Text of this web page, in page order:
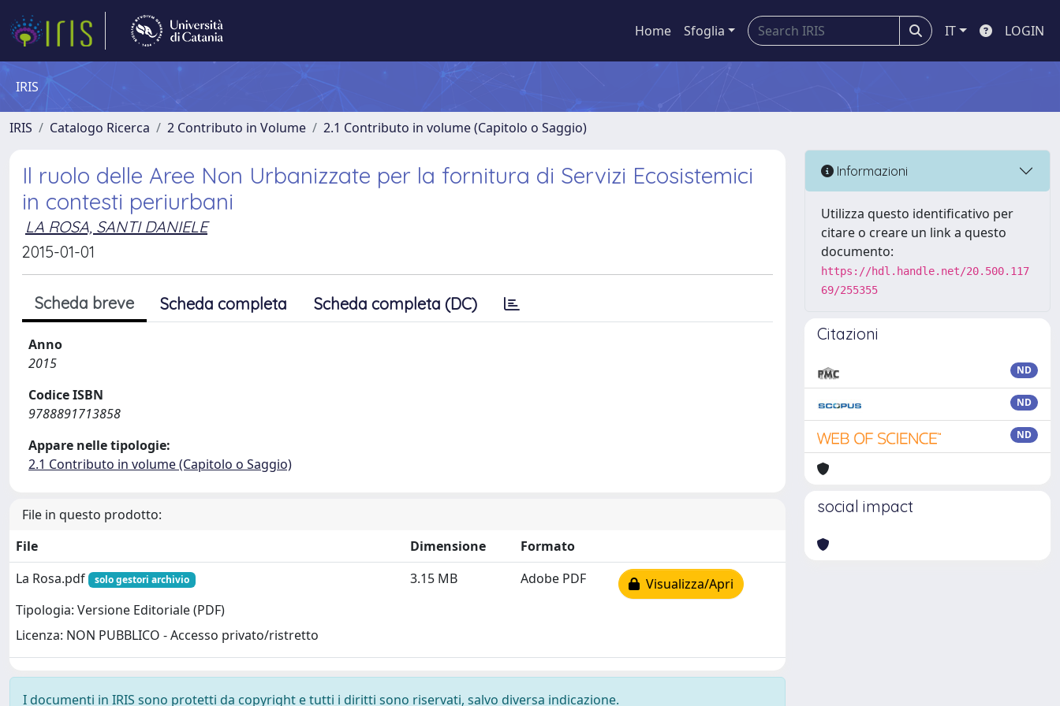
Home Sfoglia IT LOGIN
IRIS
IRIS Catalogo Ricerca 2 Contributo in Volume 2.1 Contributo in volume (Capitolo o Saggio)
Il ruolo delle Aree Non Urbanizzate per la fornitura di Servizi Ecosistemici
in contesti periurbani
LA ROSA, SANTI DANIELE
2015-01-01
Scheda breve Scheda completa Scheda completa (DC)
Anno
2015
Codice ISBN
9788891713858
Appare nelle tipologie:
2.1 Contributo in volume (Capitolo o Saggio)
File in questo prodotto:
File
Dimensione
Formato
La Rosa.pdf
solo gestori archivio
Tipologia: Versione Editoriale (PDF)
Licenza: NON PUBBLICO - Accesso privato/ristretto
3.15 MB Adobe PDF Visualizza/Apri
I documenti in IRIS sono protetti da copyright e tutti i diritti sono riservati, salvo diversa indicazione.
Informazioni
Utilizza questo identificativo per
citare o creare un link a questo
documento:
https://hdl.handle.net/20.500.117
69/255355
Citazioni
ND
ND
ND
social impact